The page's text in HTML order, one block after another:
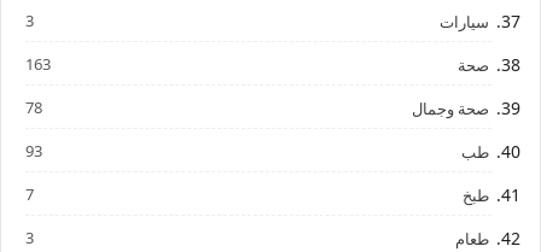
سيارات 3
صحة 163
صحة وجمال 78
طب 93
طبخ 7
طعام 3